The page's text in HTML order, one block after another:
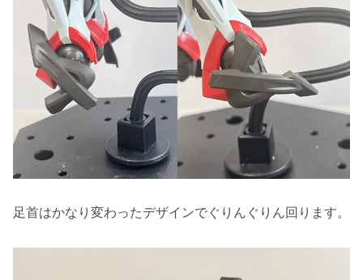
足首はかなり変わったデザインでぐりんぐりん回ります。